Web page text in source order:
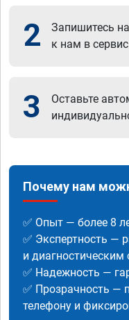
2
Запишитесь
к нам в
3
Оставьте
Почему нам
✅ Опыт — более 8
✅ Экспертность —
и
✅ Надежность —
✅ Прозрачность —
телефону и